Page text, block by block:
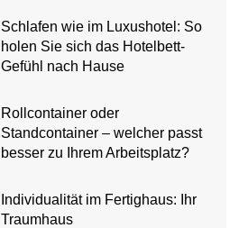
Schlafen wie im Luxushotel: So
holen Sie sich das Hotelbett-
Gefühl nach Hause
Rollcontainer oder
Standcontainer – welcher passt
besser zu Ihrem Arbeitsplatz?
Individualität im Fertighaus: Ihr
Traumhaus